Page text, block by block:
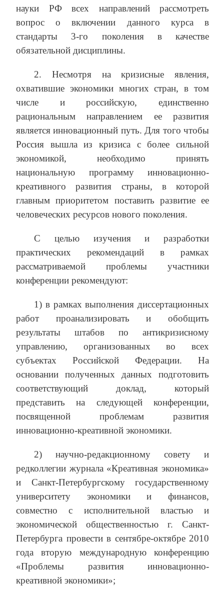
науки РФ всех направлений рассмотреть
вопрос о включении данного курса в
стандарты 3-го поколения в качестве
обязательной дисциплины.
2. Несмотря на кризисные явления,
охватившие экономики многих стран, в том
числе и российскую, единственно
рациональным направлением ее развития
является инновационный путь. Для того чтобы
Россия вышла из кризиса с более сильной
экономикой, необходимо принять
национальную программу инновационно-
креативного развития страны, в которой
главным приоритетом поставить развитие ее
человеческих ресурсов нового поколения.
С целью изучения и разработки
практических рекомендаций в рамках
рассматриваемой проблемы участники
конференции рекомендуют:
1) в рамках выполнения диссертационных
работ проанализировать и обобщить
результаты штабов по антикризисному
управлению, организованных во всех
субъектах Российской Федерации. На
основании полученных данных подготовить
соответствующий доклад, который
представить на следующей конференции,
посвященной проблемам развития
инновационно-креативной экономики.
2) научно-редакционному совету и
редколлегии журнала «Креативная экономика»
и Санкт-Петербургскому государственному
университету экономики и финансов,
совместно с исполнительной властью и
экономической общественностью г. Санкт-
Петербурга провести в сентябре-октябре 2010
года вторую международную конференцию
«Проблемы развития инновационно-
креативной экономики»;